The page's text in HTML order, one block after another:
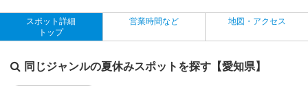
スポット詳細
トップ
営業時間など 地図・アクセス
同じジャンルの夏休みスポットを探す【愛知県】